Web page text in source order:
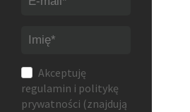
Akceptuję
regulamin i politykę
prywatności (znajdują